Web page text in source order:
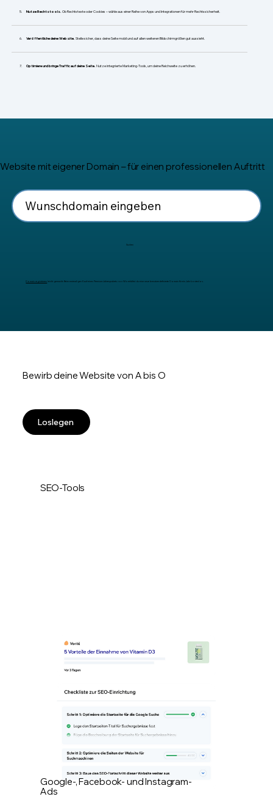
Nutze Rechtstools. Ob Rechtstexte oder Cookies – wähle aus einer Reihe von Apps und Integrationen für mehr Rechtssicherheit.
Veröffentliche deine Website. Stelle sicher, dass deine Seite mobil und auf allen weiteren Bildschirmgrößen gut aussieht.
Optimiere und bringe Traffic auf deine Seite. Nutze integrierte Marketing-Tools, um deine Reichweite zu erhöhen.
Website mit eigener Domain – für einen professionellen Auftritt
Suchen
Domain registrieren leicht gemacht: Beim erstmaligen Kauf eines Premium-Jahrespakets von Wix erhältst du eine neue benutzerdefinierte Domain für ein Jahr kostenlos.
Bewirb deine Website von A bis O
Loslegen
SEO-Tools
Google-, Facebook- und Instagram-
Ads